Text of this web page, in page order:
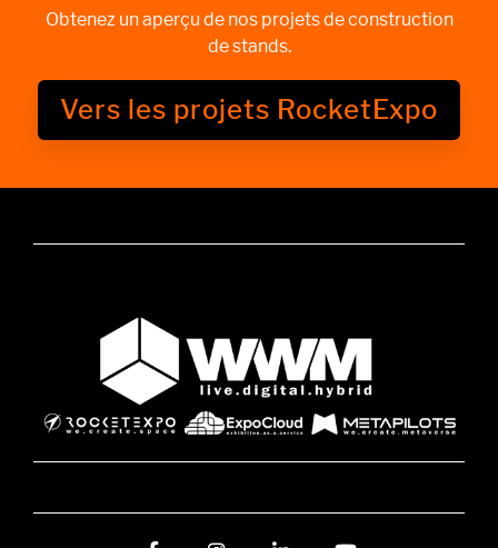
Obtenez un aperçu de nos projets de construction
de stands.
Vers les projets RocketExpo